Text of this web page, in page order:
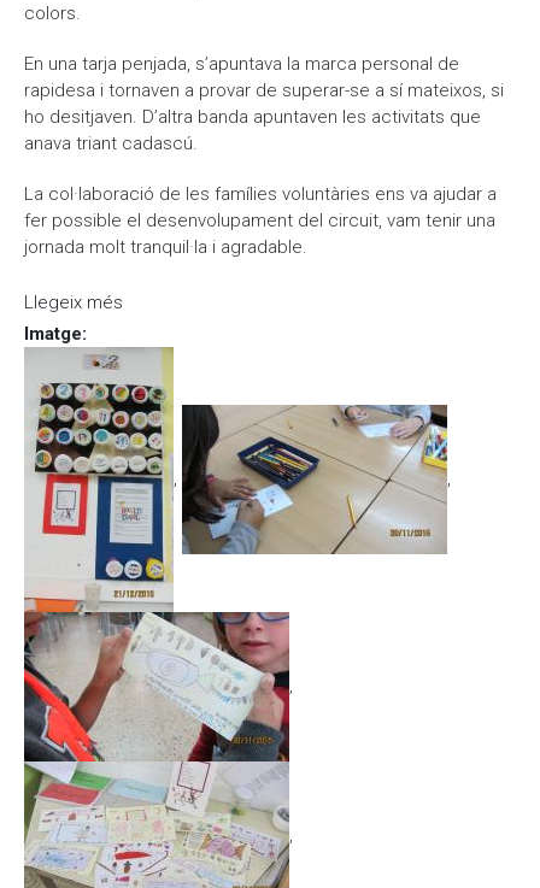
colors.
En una tarja penjada, s’apuntava la marca personal de
rapidesa i tornaven a provar de superar-se a sí mateixos, si
ho desitjaven. D’altra banda apuntaven les activitats que
anava triant cadascú.
La col·laboració de les famílies voluntàries ens va ajudar a
fer possible el desenvolupament del circuit, vam tenir una
jornada molt tranquil·la i agradable.
Llegeix més
Imatge:
, ,
,
,